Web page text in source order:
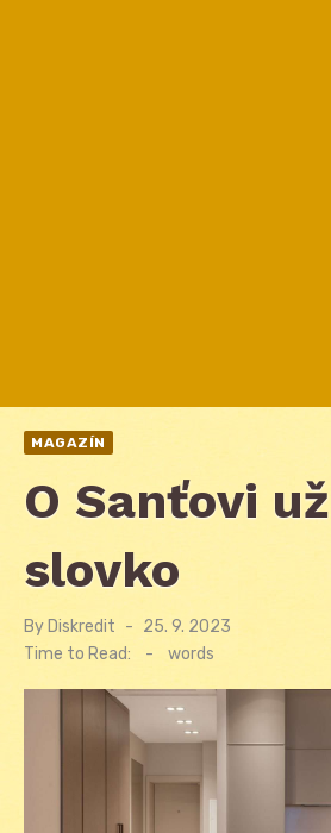
MAGAZÍN
O Sanťovi
slovko
By Diskredit
Posted
25. 9. 2023
Time to Read:
- words